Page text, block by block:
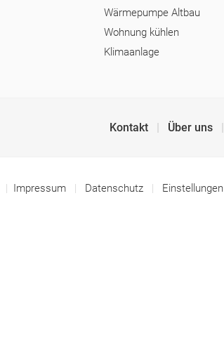
Wärmepumpe Altbau
Wohnung kühlen
Klimaanlage
Kontakt Über uns
Impressum Datenschutz Einstellungen